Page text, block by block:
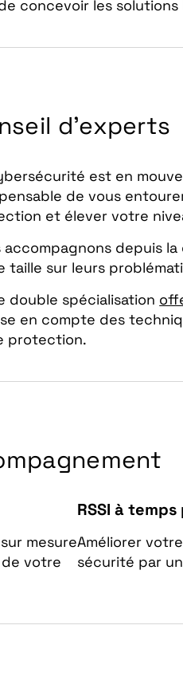
concevoir les
d’experts
est en
de vous
et élever votre
accompagnons depuis
taille sur leurs
double spécialisation
en compte des
protection.
mesure
votre
RSSI à
Améliorer
sécurité par